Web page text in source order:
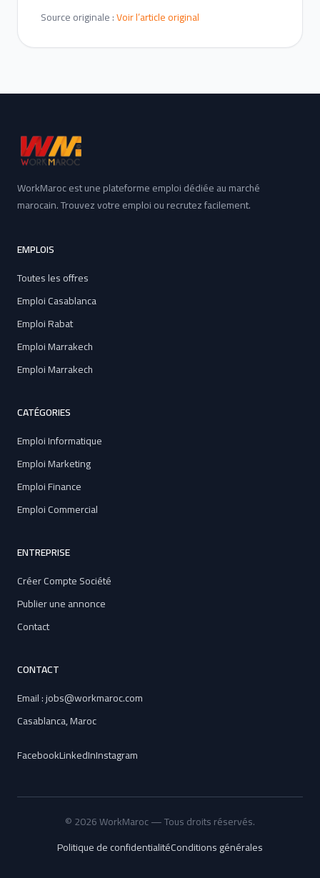
Source originale :Voir l’article original
WorkMaroc est une plateforme emploi dédiée au marché
marocain. Trouvez votre emploi ou recrutez facilement.
EMPLOIS
Toutes les offres
Emploi Casablanca
Emploi Rabat
Emploi Marrakech
Emploi Marrakech
CATÉGORIES
Emploi Informatique
Emploi Marketing
Emploi Finance
Emploi Commercial
ENTREPRISE
Créer Compte Société
Publier une annonce
Contact
CONTACT
Email : jobs@workmaroc.com
Casablanca, Maroc
FacebookLinkedInInstagram
© 2026 WorkMaroc — Tous droits réservés.
Politique de confidentialitéConditions générales